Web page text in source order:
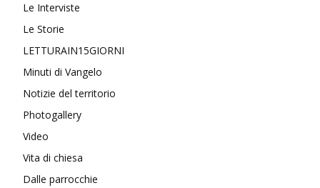
Le Interviste
Le Storie
LETTURAIN15GIORNI
Minuti di Vangelo
Notizie del territorio
Photogallery
Video
Vita di chiesa
Dalle parrocchie